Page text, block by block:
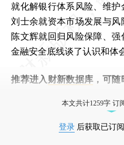
就化解银行体系风险、维
刘士余就资本市场发展与
陈文辉就回归风险保障、
金融安全底线谈了认识和体
推荐进入 财新数据库 ，可
本文共计1259字 订
登录 后获取已订